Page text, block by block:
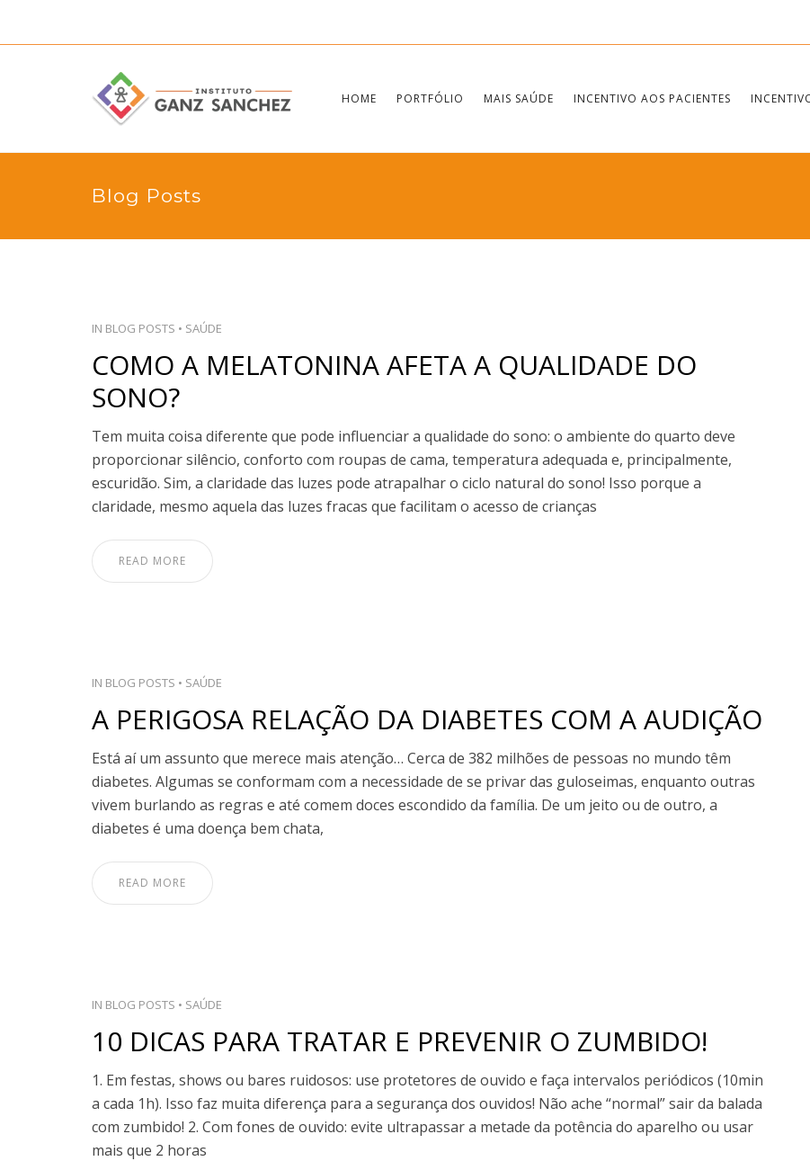
HOME PORTFÓLIO MAIS SAÚDE INCENTIVO AOS PACIENTES
Blog Posts
IN BLOG POSTS • SAÚDE
COMO A MELATONINA AFETA A QUALIDADE DO
SONO?
Tem muita coisa diferente que pode influenciar a qualidade do sono: o ambiente do quarto deve
proporcionar silêncio, conforto com roupas de cama, temperatura adequada e, principalmente,
escuridão. Sim, a claridade das luzes pode atrapalhar o ciclo natural do sono! Isso porque a
claridade, mesmo aquela das luzes fracas que facilitam o acesso de crianças
READ MORE
IN BLOG POSTS • SAÚDE
A PERIGOSA RELAÇÃO DA DIABETES COM A AUDIÇÃO
Está aí um assunto que merece mais atenção… Cerca de 382 milhões de pessoas no mundo têm
diabetes. Algumas se conformam com a necessidade de se privar das guloseimas, enquanto outras
vivem burlando as regras e até comem doces escondido da família. De um jeito ou de outro, a
diabetes é uma doença bem chata,
READ MORE
IN BLOG POSTS • SAÚDE
10 DICAS PARA TRATAR E PREVENIR O ZUMBIDO!
1. Em festas, shows ou bares ruidosos: use protetores de ouvido e faça intervalos periódicos (10min
a cada 1h). Isso faz muita diferença para a segurança dos ouvidos! Não ache “normal” sair da balada
com zumbido! 2. Com fones de ouvido: evite ultrapassar a metade da potência do aparelho ou usar
mais que 2 horas